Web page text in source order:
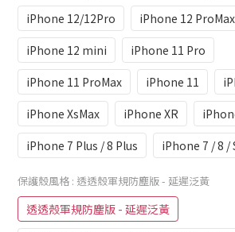
iPhone 12/12Pro
iPhone 12 ProMax
iPhone 12 mini
iPhone 11 Pro
iPhone 11 ProMax
iPhone 11
iPhone XsMax
iPhone XR
iPhone 7 Plus / 8 Plus
iPhone 7 / 8 /
保護殼風格 : 透透殼軍規防塵版 - 延遲泛黃
透透殼軍規防塵版 - 延遲泛黃